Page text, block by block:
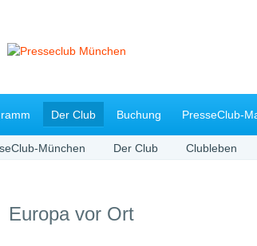
Der Club Buchung PresseClub-
München Der Club Clubleben
Europa vor Ort